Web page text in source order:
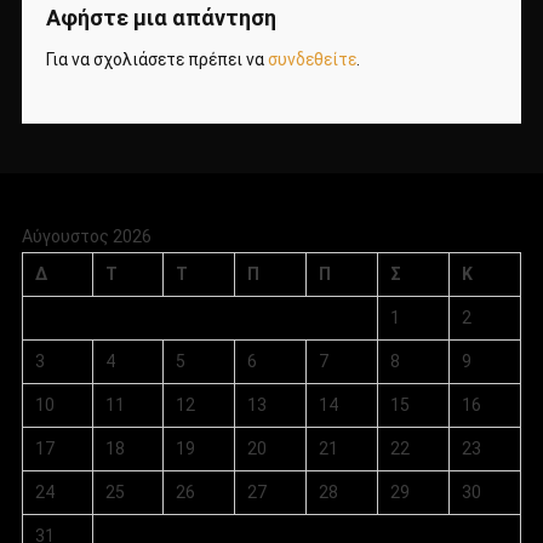
Αφήστε μια απάντηση
Για να σχολιάσετε πρέπει νασυνδεθείτε.
Αύγουστος 2026
Δ
Τ Τ Π Π Σ Κ
1 2
3 4 5 6 7 8 9
10 11 12 13 14 15 16
17 18 19 20 21 22 23
24 25 26 27 28 29 30
31